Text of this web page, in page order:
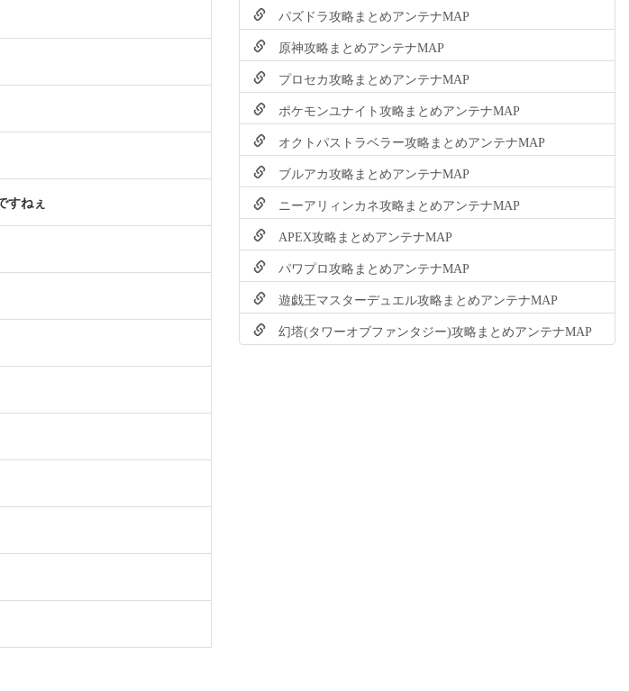
すねぇ
パズドラ攻略まとめアンテナMAP
原神攻略まとめアンテナMAP
プロセカ攻略まとめアンテナMAP
ポケモンユナイト攻略まとめアンテナMAP
オクトパストラベラー攻略まとめアンテナMAP
ブルアカ攻略まとめアンテナMAP
ニーアリィンカネ攻略まとめアンテナMAP
APEX攻略まとめアンテナMAP
パワプロ攻略まとめアンテナMAP
遊戯王マスターデュエル攻略まとめアンテナMAP
幻塔(タワーオブファンタジー)攻略まとめアンテナMAP